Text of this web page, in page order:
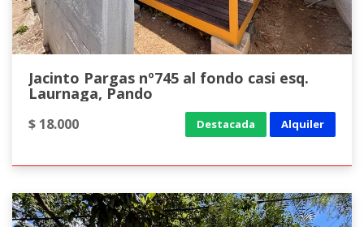
Jacinto Pargas nº745 al fondo casi esq.
Laurnaga, Pando
$ 18.000 Destacada Alquiler